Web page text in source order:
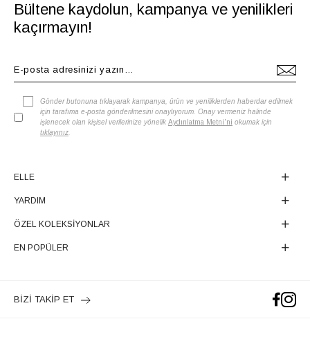
Bültene kaydolun, kampanya ve yenilikleri
kaçırmayın!
Gönder butonuna tıklayarak kampanya, ürün ve yeniliklerden haberdar edilmek
için tarafıma e-posta gönderilmesini onaylıyorum. Onay vermeniz halinde
işlenecek olan kişisel verilerinize yönelik Aydınlatma Metni'ni okumak için
tıklayınız
ELLE
YARDIM
ÖZEL KOLEKSİYONLAR
EN POPÜLER
BİZİ TAKİP ET